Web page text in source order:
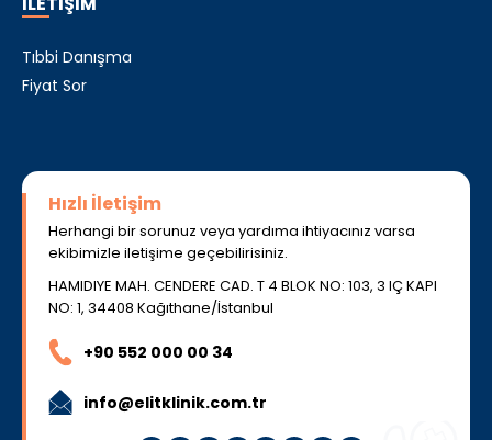
Tıbbi Danışma
Fiyat Sor
Hızlı İletişim
Herhangi bir sorunuz veya yardıma ihtiyacınız varsa
ekibimizle iletişime geçebilirisiniz.
HAMIDIYE MAH. CENDERE CAD. T 4 BLOK NO: 103, 3 IÇ KAPI
NO: 1, 34408 Kağıthane/İstanbul
+90 552 000 00 34
info@elitklinik.com.tr